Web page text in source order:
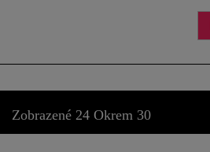
Zobrazené 24 Okrem 30